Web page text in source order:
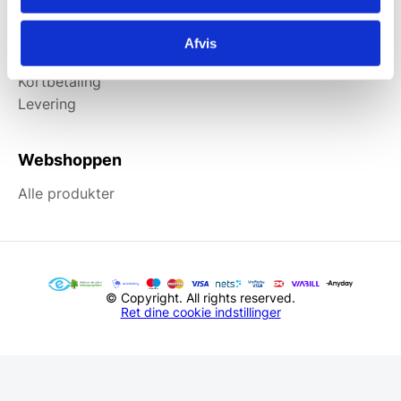
Afvis
Information
Kortbetaling
Levering
Webshoppen
Alle produkter
© Copyright. All rights reserved.
Ret dine cookie indstillinger